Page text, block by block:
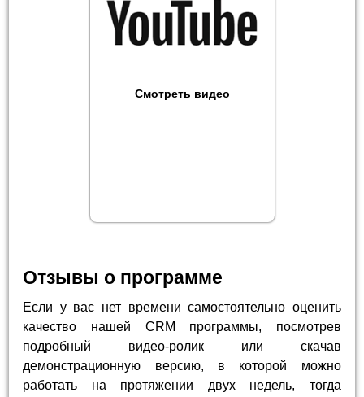
Смотреть видео
Отзывы о программе
Если у вас нет времени самостоятельно оценить
качество нашей CRM программы, посмотрев
подробный видео-ролик или скачав
демонстрационную версию, в которой можно
работать на протяжении двух недель, тогда